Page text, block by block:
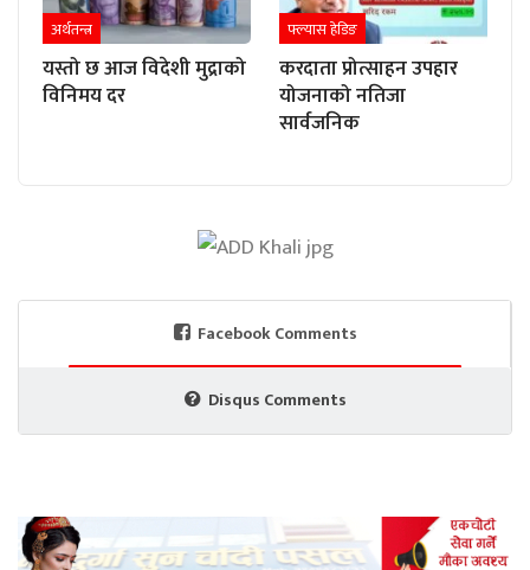
अर्थतन्त्र
यस्तो छ आज विदेशी मुद्राको
विनिमय दर
फ्ल्यास हेडिङ
करदाता प्रोत्साहन उपहार
योजनाको नतिजा
सार्वजनिक
Facebook Comments
Disqus Comments